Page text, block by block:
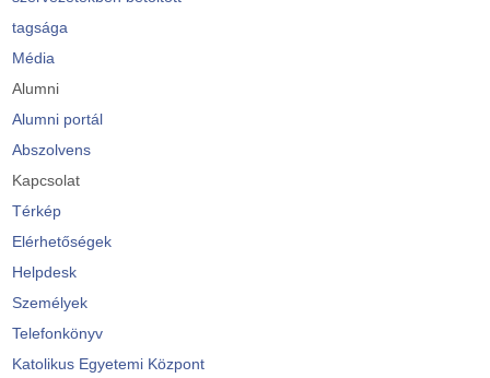
tagsága
Média
Alumni
Alumni portál
Abszolvens
Kapcsolat
Térkép
Elérhetőségek
Helpdesk
Személyek
Telefonkönyv
Katolikus Egyetemi Központ